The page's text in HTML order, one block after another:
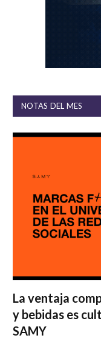
NOTAS DEL MES
La ventaja
y bebidas es
SAMY